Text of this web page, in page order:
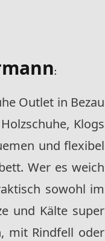
:
Outlet in Bezau
Klogs
und flexibel
Wer es weich
sowohl im
und Kälte super
mit Rindfell oder